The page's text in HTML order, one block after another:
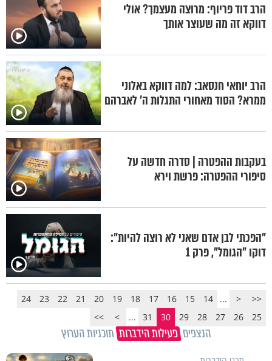
הרב דוד פריוף: מרוצה מעצמך? אולי
דווקא זה מה שעוצר אותך
הרב יוחאי חנסאב: למה דווקא באלוני
ממרא? הסוד מאחורי התגלות ה' לאברהם
בעקבות ההפטרה | סדרה חדשה על
סיפורי ההפטרה: פרשת וירא
"הפכתי לבן אדם שאני לא רוצה להיות":
דוקו "הגומל", פרק 1
<<
<
...
14
15
16
17
18
19
20
21
22
23
24
25
26
27
28
29
30
31
...
>
>>
הנצפים פעילות הידברות תוכניות הערוץ